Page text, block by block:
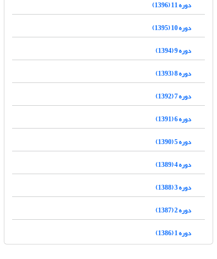
دوره 11 (1396)
دوره 10 (1395)
دوره 9 (1394)
دوره 8 (1393)
دوره 7 (1392)
دوره 6 (1391)
دوره 5 (1390)
دوره 4 (1389)
دوره 3 (1388)
دوره 2 (1387)
دوره 1 (1386)